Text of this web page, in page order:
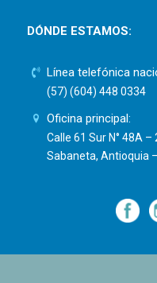
DÓNDE ESTAMOS:
Línea telefónica
(57) (604) 448 0334
Oficina principal:
Calle 61 Sur N° 48A –
Sabaneta, Antioquia
—